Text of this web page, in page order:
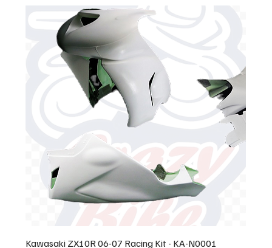
Kawasaki ZX10R 06-07 Racing Kit - KA-N0001